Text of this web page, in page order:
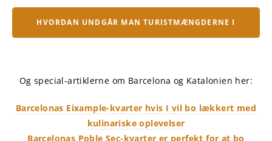
HVORDAN UNDGÅR MAN TURISTMÆNGDERNE I
Og special-artiklerne om Barcelona og Katalonien her:
Barcelonas Eixample-kvarter hvis I vil bo lækkert med
kulinariske oplevelser
Barcelonas Poble Sec-kvarter er perfekt for at bo